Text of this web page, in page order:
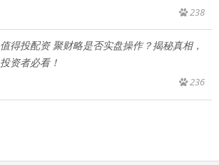
238
值得投配资 聚财略是否实盘操作？揭秘真相，
投资者必看！
236